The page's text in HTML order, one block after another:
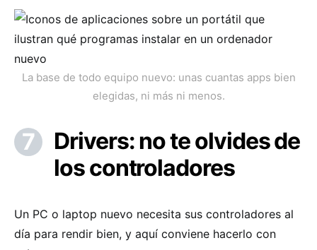
La base de todo equipo nuevo: unas cuantas apps bien
elegidas, ni más ni menos.
Drivers: no te olvides de
los controladores
Un PC o laptop nuevo necesita sus controladores al
día para rendir bien, y aquí conviene hacerlo con